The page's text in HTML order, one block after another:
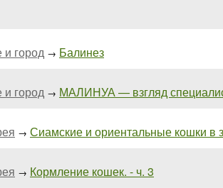
город → Балинез
город → МАЛИНУА — взгляд
→ Сиамские и ориентальные кошки в
→ Кормление кошек. - ч. 3